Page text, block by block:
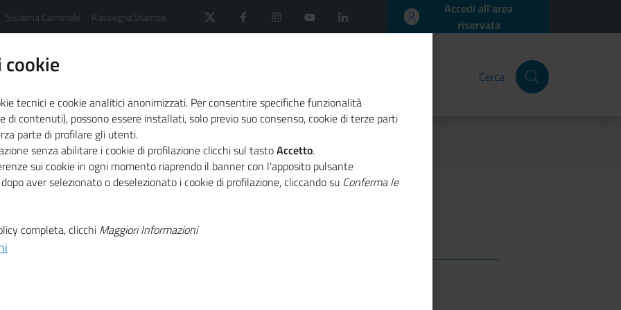
Sistema Camerale Rassegna Stampa
Accedi all'area
riservata
Cerca
sistema camerale Dicono di noi
tecnici e cookie analitici anonimizzati. Per consentire specifiche funzionalità
di contenuti), possono essere installati, solo previo suo consenso, cookie di terze parti
parte di profilare gli utenti.
senza abilitare i cookie di profilazione clicchi sul tastoAccetto.
sui cookie in ogni momento riaprendo il banner con l'apposito pulsante
aver selezionato o deselezionato i cookie di profilazione, cliccando su Conferma le
completa, clicchi Maggiori Informazioni